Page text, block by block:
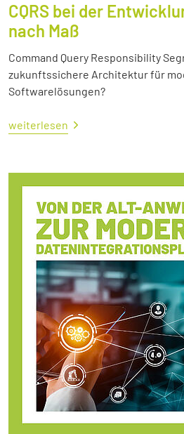
CQRS bei der
nach Maß
Command Query Responsibility
zukunftssichere Architektur für
Softwarelösungen?
weiterlesen